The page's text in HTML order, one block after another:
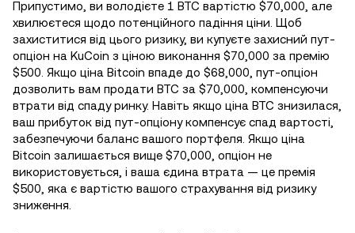
Припустимо, ви володієте 1 BTC вартістю $70,000, але
хвилюєтеся щодо потенційного падіння ціни. Щоб
захиститися від цього ризику, ви купуєте захисний пут-
опціон на KuCoin з ціною виконання $70,000 за премію
$500. Якщо ціна Bitcoin впаде до $68,000, пут-опціон
дозволить вам продати BTC за $70,000, компенсуючи
втрати від спаду ринку. Навіть якщо ціна BTC знизилася,
ваш прибуток від пут-опціону компенсує спад вартості,
забезпечуючи баланс вашого портфеля. Якщо ціна
Bitcoin залишається вище $70,000, опціон не
використовується, і ваша єдина втрата — це премія
$500, яка є вартістю вашого страхування від ризику
зниження.